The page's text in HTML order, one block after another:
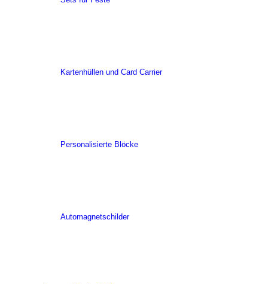
Kartenhüllen und Card Carrier
Personalisierte Blöcke
Automagnetschilder